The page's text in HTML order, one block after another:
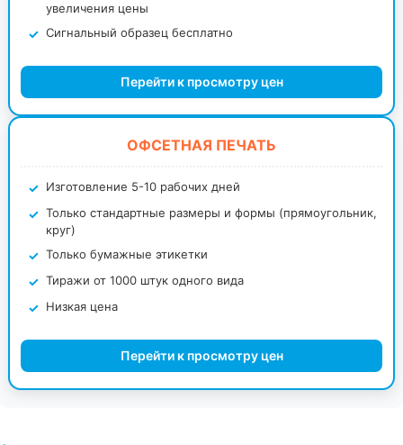
увеличения цены
Сигнальный образец бесплатно
Перейти к просмотру цен
ОФСЕТНАЯ ПЕЧАТЬ
Изготовление 5-10 рабочих дней
Только стандартные размеры и формы (прямоугольник,
круг)
Только бумажные этикетки
Тиражи от 1000 штук одного вида
Низкая цена
Перейти к просмотру цен